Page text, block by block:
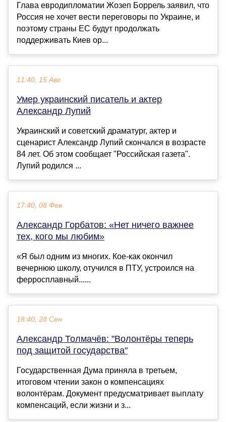
Глава евродипломатии Жозеп Боррель заявил, что
Россия не хочет вести переговоры по Украине, и
поэтому страны ЕС будут продолжать
поддерживать Киев ор...
11:40, 15 Авг
Умер украинский писатель и актер
Александр Лупий
Украинский и советский драматург, актер и
сценарист Александр Лупий скончался в возрасте
84 лет. Об этом сообщает "Российская газета".
Лупий родился ...
17:40, 08 Фев
Александр Горбатов: «Нет ничего важнее
тех, кого мы любим»
«Я был одним из многих. Кое-как окончил
вечернюю школу, отучился в ПТУ, устроился на
ферросплавный......
18:40, 28 Сен
Александр Толмачёв: "Волонтёры теперь
под защитой государства"
Государственная Дума приняла в третьем,
итоговом чтении закон о компенсациях
волонтёрам. Документ предусматривает выплату
компенсаций, если жизни и з...